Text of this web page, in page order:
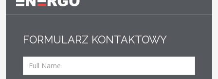
FORMULARZ KONTAKTOWY